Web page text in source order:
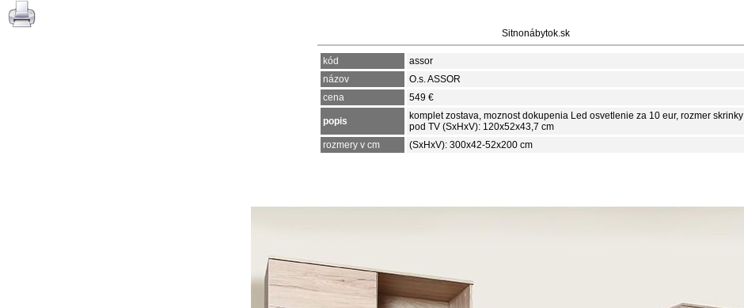
Sitnonábytok.sk
kód
assor
názov
O.s. ASSOR
cena
549 €
popis
komplet zostava, moznost dokupenia Led osvetlenie za 10 eur, rozmer skrinky
pod TV (SxHxV): 120x52x43,7 cm
rozmery v cm
(SxHxV): 300x42-52x200 cm